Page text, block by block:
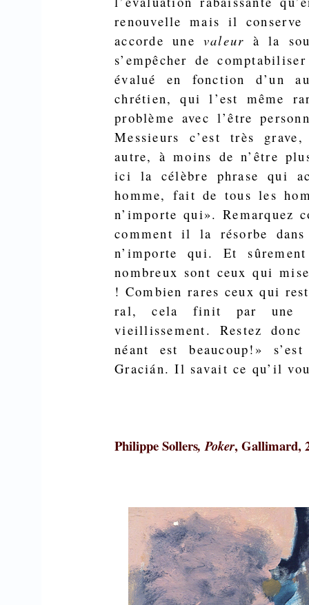
renouvelle mais il
accorde une valeur à la
s’empêcher de
éva­lué en fonction d’un
chrétien, qui l’est même
problème avec l’être
Messieurs c’est très
autre, à moins de n’être
ici la célèbre phrase qui
homme, fait de tous les
n’im­porte qui».
comment il la résorbe
n’importe qui. Et
nombreux sont ceux qui
! Combien rares ceux qui
ral, cela finit par une
vieillissement. Restez
néant est beaucoup!»
Gracián. Il savait ce qu’il
Philippe Sollers, Poker, Gallimard,